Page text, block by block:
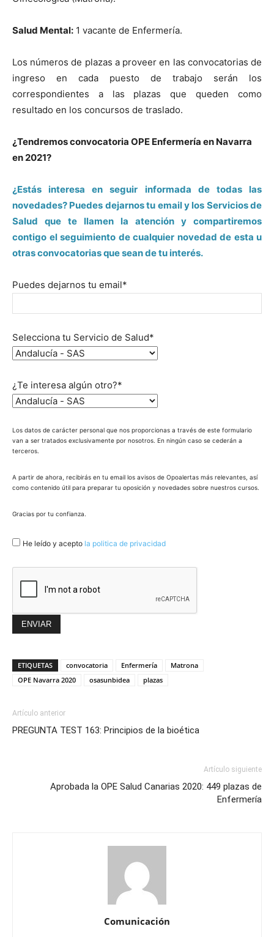
Salud Mental: 1 vacante de Enfermería.
Los números de plazas a proveer en las convocatorias de
ingreso en cada puesto de trabajo serán los
correspondientes a las plazas que queden como
resultado en los concursos de traslado.
¿Tendremos convocatoria OPE Enfermería en Navarra
en 2021?
¿Estás interesa en seguir informada de todas las
novedades? Puedes dejarnos tu email y los Servicios de
Salud que te llamen la atención y compartiremos
contigo el seguimiento de cualquier novedad de esta u
otras convocatorias que sean de tu interés.
Puedes dejarnos tu email*
Selecciona tu Servicio de Salud*
¿Te interesa algún otro?*
Los datos de carácter personal que nos proporcionas a través de este formulario
van a ser tratados exclusivamente por nosotros. En ningún caso se cederán a
terceros.
A partir de ahora, recibirás en tu email los avisos de Opoalertas más relevantes, así
como contenido útil para preparar tu oposición y novedades sobre nuestros cursos.
Gracias por tu confianza.
He leído y acepto la politica de privacidad
ETIQUETAS convocatoria Enfermería
Matrona
OPE Navarra 2020
osasunbidea plazas
Artículo anterior
PREGUNTA TEST 163: Principios de la bioética
Artículo siguiente
Aprobada la OPE Salud Canarias 2020: 449 plazas de
Enfermería
Comunicación